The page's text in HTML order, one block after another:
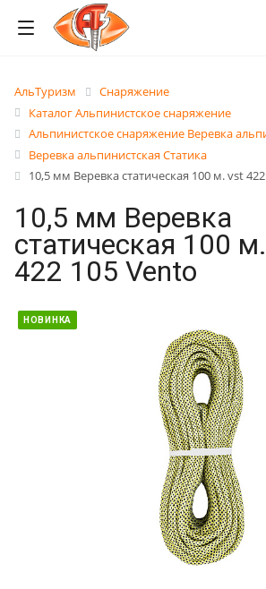
АльТуризм
Снаряжение
Каталог Альпинистское снаряжение
Альпинистское снаряжение Веревка
Веревка альпинистская Статика
10,5 мм Веревка статическая 100 м. vst
10,5 мм Веревка
статическая 100
422 105 Vento
НОВИНКА